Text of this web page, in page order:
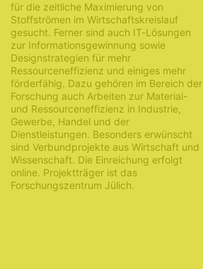
für die zeitliche Maximierung von
Stoffströmen im Wirtschaftskreislauf
gesucht. Ferner sind auch IT-Lösungen
zur Informationsgewinnung sowie
Designstrategien für mehr
Ressourceneffizienz und einiges mehr
förderfähig. Dazu gehören im Bereich der
Forschung auch Arbeiten zur Material-
und Ressourceneffizienz in Industrie,
Gewerbe, Handel und der
Dienstleistungen. Besonders erwünscht
sind Verbundprojekte aus Wirtschaft und
Wissenschaft. Die Einreichung erfolgt
online. Projektträger ist das
Forschungszentrum Jülich.